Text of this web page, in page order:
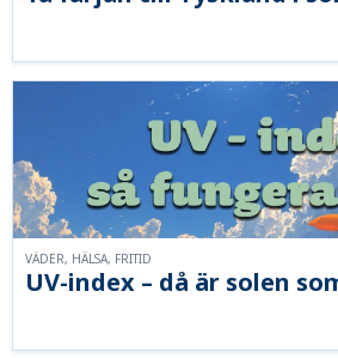
UV-index – då är solen
VÄDER, HÄLSA, FRITID